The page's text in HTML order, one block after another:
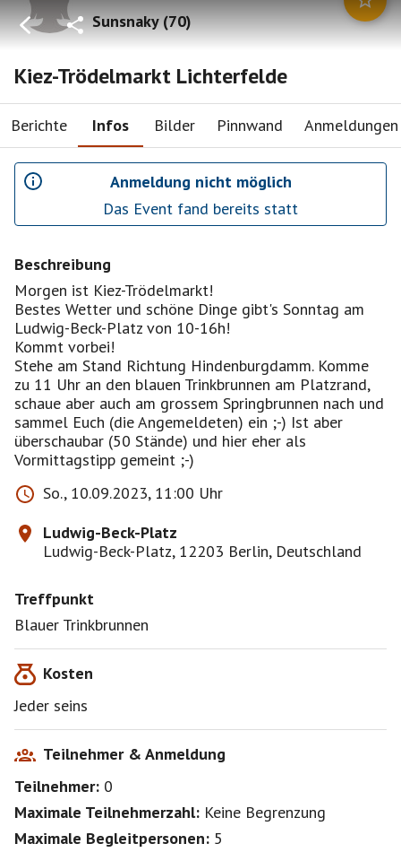
Sunsnaky(70)
Kiez-Trödelmarkt Lichterfelde
Berichte Infos Bilder Pinnwand Anmeldungen
Anmeldung nicht möglich
Das Event fand bereits statt
Beschreibung
Morgen ist Kiez-Trödelmarkt!
Bestes Wetter und schöne Dinge gibt's Sonntag am
Ludwig-Beck-Platz von 10-16h!
Kommt vorbei!
Stehe am Stand Richtung Hindenburgdamm. Komme
zu 11 Uhr an den blauen Trinkbrunnen am Platzrand,
schaue aber auch am grossem Springbrunnen nach und
sammel Euch (die Angemeldeten) ein ;-) Ist aber
überschaubar (50 Stände) und hier eher als
Vormittagstipp gemeint ;-)
So., 10.09.2023, 11:00 Uhr
Ludwig-Beck-Platz
Ludwig-Beck-Platz, 12203 Berlin, Deutschland
Treffpunkt
Blauer Trinkbrunnen
Kosten
Jeder seins
Teilnehmer & Anmeldung
Teilnehmer: 0
Maximale Teilnehmerzahl: Keine Begrenzung
Maximale Begleitpersonen: 5